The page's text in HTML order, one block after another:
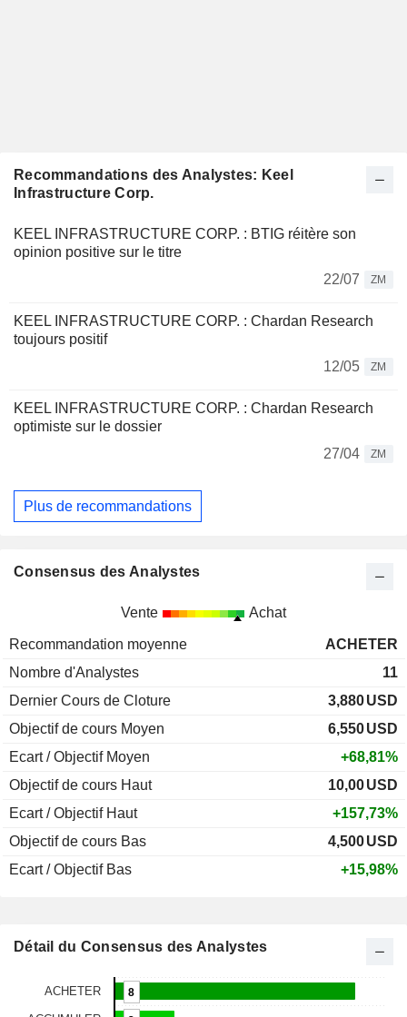
Recommandations des Analystes: Keel
Infrastructure Corp.
KEEL INFRASTRUCTURE CORP. : BTIG réitère son
opinion positive sur le titre
22/07
ZM
KEEL INFRASTRUCTURE CORP. : Chardan Research
toujours positif
12/05
ZM
KEEL INFRASTRUCTURE CORP. : Chardan Research
optimiste sur le dossier
27/04
ZM
Plus de recommandations
Consensus des Analystes
Vente Achat
Recommandation moyenne
ACHETER
Nombre d'Analystes
11
Dernier Cours de Cloture
3,880USD
Objectif de cours Moyen
6,550USD
Ecart / Objectif Moyen
+68,81%
Objectif de cours Haut
10,00USD
Ecart / Objectif Haut
+157,73%
Objectif de cours Bas
4,500USD
Ecart / Objectif Bas
+15,98%
Détail du Consensus des Analystes